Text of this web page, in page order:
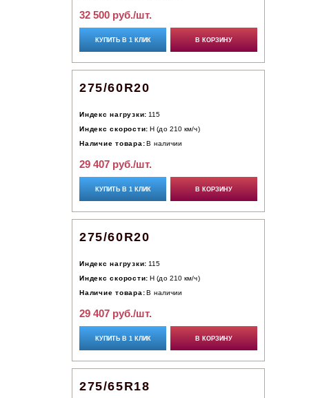
32 500 руб./шт.
КУПИТЬ В 1 КЛИК В КОРЗИНУ
275/60R20
Индекс нагрузки: 115
Индекс скорости: H (до 210 км/ч)
Наличие товара: В наличии
29 407 руб./шт.
КУПИТЬ В 1 КЛИК В КОРЗИНУ
275/60R20
Индекс нагрузки: 115
Индекс скорости: H (до 210 км/ч)
Наличие товара: В наличии
29 407 руб./шт.
КУПИТЬ В 1 КЛИК В КОРЗИНУ
275/65R18